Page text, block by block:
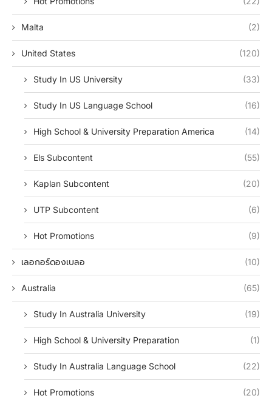
Malta (2)
United States (120)
Study In US University (33)
Study In US Language School (16)
High School & University Preparation America (14)
Els Subcontent (55)
Kaplan Subcontent (20)
UTP Subcontent (6)
Hot Promotions (9)
เลอกอร์ดองเบลอ (10)
Australia (65)
Study In Australia University (19)
High School & University Preparation (1)
Study In Australia Language School (22)
Hot Promotions (20)